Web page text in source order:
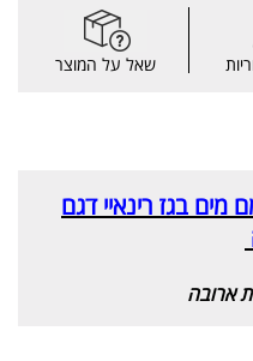
שאל על המוצר
מים בגז רינאיי דגם